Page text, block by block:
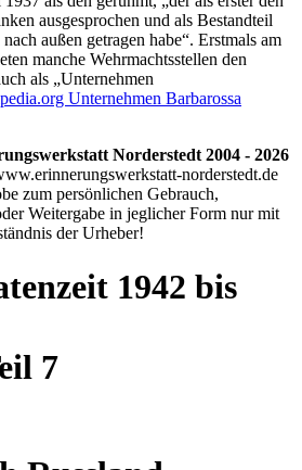
ausgesprochen und als Bestandteil
außen getragen habe . Erstmals am
manche Wehrmachtsstellen den
als
Unternehmen
Unternehmen Barbarossa
Norderstedt 2004 - 2026
norderstedt.de
zum persönlichen Gebrauch,
Weitergabe in jeglicher Form nur mit
der Urheber!
1942 bis
7